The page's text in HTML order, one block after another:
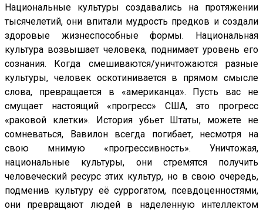
Национальные культуры создавались на протяжении
тысячелетий, они впитали мудрость предков и создали
здоровые жизнеспособные формы. Национальная
культура возвышает человека, поднимает уровень его
сознания. Когда смешиваются/уничтожаются разные
культуры, человек оскотинивается в прямом смысле
слова, превращается в «американца». Пусть вас не
смущает настоящий «прогресс» США, это прогресс
«раковой клетки». История убьет Штаты, можете не
сомневаться, Вавилон всегда погибает, несмотря на
свою мнимую «прогрессивность». Уничтожая,
национальные культуры, они стремятся получить
человеческий ресурс этих культур, но в свою очередь,
подменив культуру её суррогатом, псевдоценностями,
они превращают людей в наделенную интеллектом